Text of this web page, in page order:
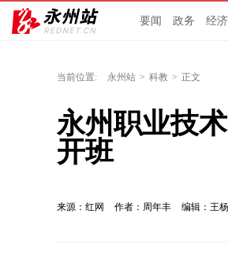
要闻 政务 经济
当前位置: 永州站 > 科教 > 正文
永州职业技
开班
来源：红网 作者：周年丰 编辑：王杨